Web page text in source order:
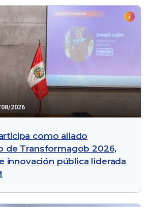
2026
como aliado
de Transformagob 2026,
innovación pública liderada